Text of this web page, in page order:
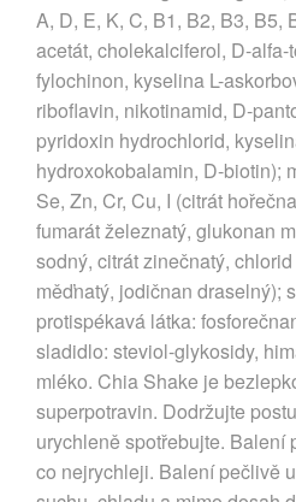
A, D, E, K, C, B1, B2, B3, B5,
acetát, cholekalciferol, D-alfa-
fylochinon, kyselina L-
riboflavin, nikotinamid, D-
pyridoxin hydrochlorid,
hydroxokobalamin, D-biotin);
Se, Zn, Cr, Cu, I (citrát
fumarát železnatý, glukonan
sodný, citrát zinečnatý,
měďnatý, jodičnan draselný);
protispékavá látka:
sladidlo: steviol-glykosidy,
mléko. Chia Shake je
superpotravin. Dodržujte
urychleně spotřebujte. Balení
co nejrychleji. Balení pečlivě